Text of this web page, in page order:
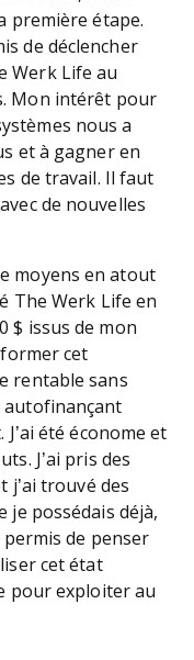
première étape.
de déclencher
Werk Life au
Mon intérêt pour
nous a
et à gagner en
de travail. Il faut
de nouvelles
moyens en atout
The Werk Life en
$ issus de mon
cet
rentable sans
autofinançant
été économe et
J’ai pris des
j’ai trouvé des
je possédais déjà,
permis de penser
cet état
pour exploiter au